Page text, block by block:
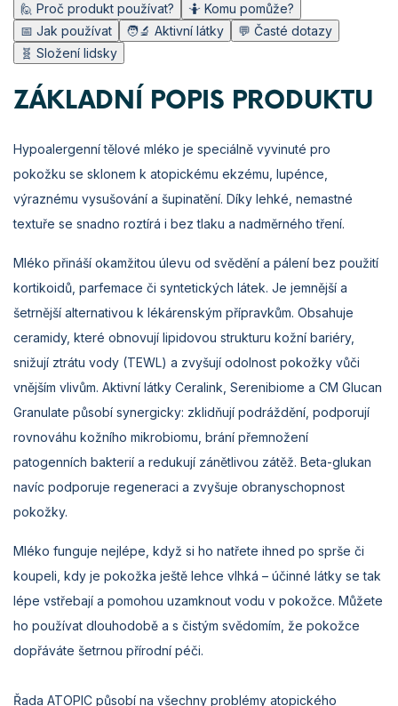
🙋 Proč produkt používat?
🤷 Komu pomůže?
📅 Jak používat
🧑‍🔬 Aktivní látky
💬 Časté dotazy
🧬 Složení lidsky
ZÁKLADNÍ POPIS PRODUKTU
Hypoalergenní tělové mléko je speciálně vyvinuté pro
pokožku se sklonem k atopickému ekzému, lupénce,
výraznému vysušování a šupinatění. Díky lehké, nemastné
textuře se snadno roztírá i bez tlaku a nadměrného tření.
Mléko přináší okamžitou úlevu od svědění a pálení bez použití
kortikoidů, parfemace či syntetických látek. Je jemnější a
šetrnější alternativou k lékárenským přípravkům. Obsahuje
ceramidy, které obnovují lipidovou strukturu kožní bariéry,
snižují ztrátu vody (TEWL) a zvyšují odolnost pokožky vůči
vnějším vlivům. Aktivní látky Ceralink, Serenibiome a CM Glucan
Granulate působí synergicky: zklidňují podráždění, podporují
rovnováhu kožního mikrobiomu, brání přemnožení
patogenních bakterií a redukují zánětlivou zátěž. Beta-glukan
navíc podporuje regeneraci a zvyšuje obranyschopnost
pokožky.
Mléko funguje nejlépe, když si ho natřete ihned po sprše či
koupeli, kdy je pokožka ještě lehce vlhká – účinné látky se tak
lépe vstřebají a pomohou uzamknout vodu v pokožce. Můžete
ho používat dlouhodobě a s čistým svědomím, že pokožce
dopřáváte šetrnou přírodní péči.
Řada ATOPIC působí na všechny problémy atopického